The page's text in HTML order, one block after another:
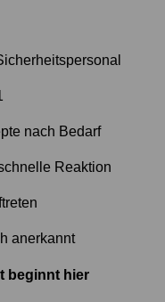
nach Bedarf
Reaktion
anerkannt
beginnt hier